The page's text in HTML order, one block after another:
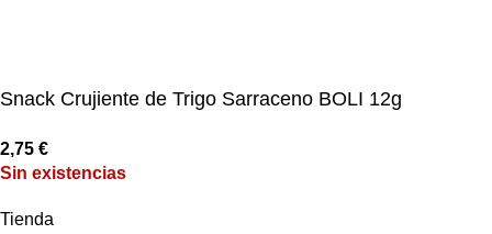
Snack Crujiente de Trigo Sarraceno BOLI 12g
2,75 €
Sin existencias
Tienda